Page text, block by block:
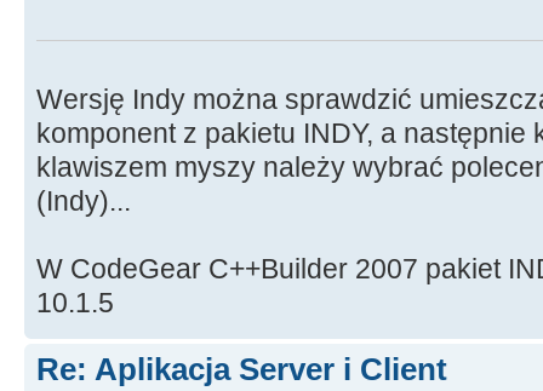
Wersję Indy można sprawdzić
komponent z pakietu INDY, a następnie
klawiszem myszy należy wybrać
(Indy)...
W CodeGear C++Builder 2007 pakiet
10.1.5
Re: Aplikacja Server i Client